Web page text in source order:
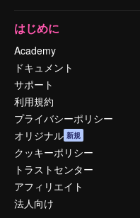
はじめに
Academy
ドキュメント
サポート
利用規約
プライバシーポリシー
オリジナル 新規
クッキーポリシー
トラストセンター
アフィリエイト
法人向け